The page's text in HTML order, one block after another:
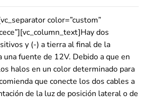
color=”custom”
dos
y (-) a tierra al final de la
una fuente de 12V. Debido a que en
halos en un color determinado para
que conecte los dos cables a
de la luz de posición lateral o de